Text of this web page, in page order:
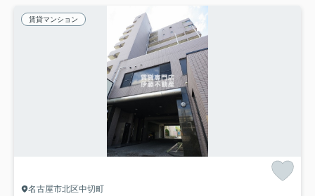
賃貸マンション
名古屋市北区中切町